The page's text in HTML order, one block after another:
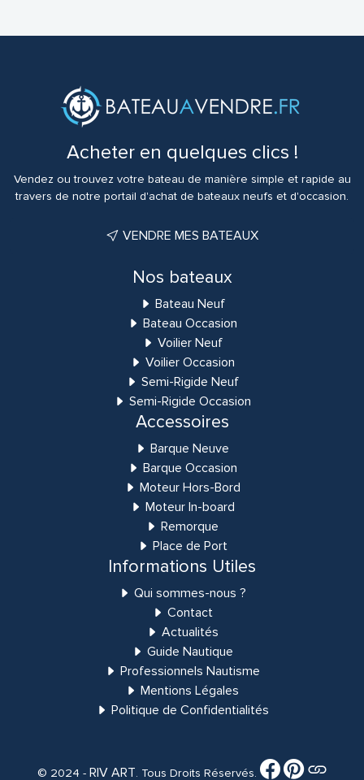
Acheter en quelques clics !
Vendez ou trouvez votre bateau de manière simple et rapide au
travers de notre portail d'achat de bateaux neufs et d'occasion.
VENDRE MES BATEAUX
Nos bateaux
Bateau Neuf
Bateau Occasion
Voilier Neuf
Voilier Occasion
Semi-Rigide Neuf
Semi-Rigide Occasion
Accessoires
Barque Neuve
Barque Occasion
Moteur Hors-Bord
Moteur In-board
Remorque
Place de Port
Informations Utiles
Qui sommes-nous ?
Contact
Actualités
Guide Nautique
Professionnels Nautisme
Mentions Légales
Politique de Confidentialités
© 2024 -RIV ART. Tous Droits Réservés.